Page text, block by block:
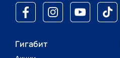
Гигабит